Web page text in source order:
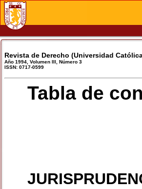
Revista de Derecho (Universidad
Año 1994, Volumen III, Número 3
ISSN: 0717-0599
Tabla de